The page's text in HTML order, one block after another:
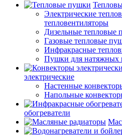
Электрические
тепловентиляторы
Дизельные тепловые
Газовые тепловые
Инфракрасные
Пушки для натяжных
электрические
Настенные
Напольные
обогреватели